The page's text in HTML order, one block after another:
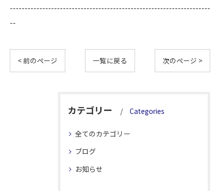
--------------------------------------------------------------------
--
< 前のページ 一覧に戻る 次のページ >
カテゴリー Categories
全てのカテゴリー
ブログ
お知らせ